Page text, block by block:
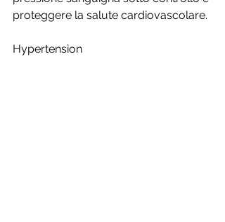
proteggere la salute cardiovascolare.
Hypertension